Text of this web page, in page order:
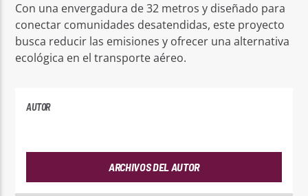
Con una envergadura de 32 metros y diseñado para
conectar comunidades desatendidas, este proyecto
busca reducir las emisiones y ofrecer una alternativa
ecológica en el transporte aéreo.
AUTOR
ARCHIVOS DEL AUTOR